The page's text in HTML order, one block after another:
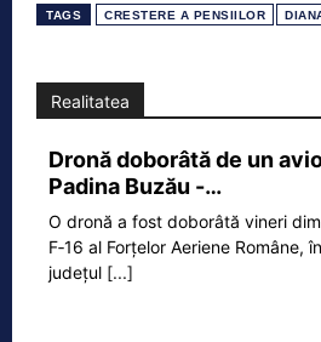
TAGS CRESTERE A PENSIILOR
Realitatea
Dronă doborâtă de un
Padina Buzău -…
O dronă a fost doborâtă vineri
F‑16 al Forțelor Aeriene Române,
județul [...]